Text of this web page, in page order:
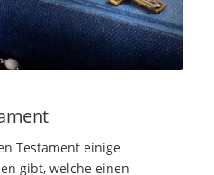
Testament einige
gibt, welche einen